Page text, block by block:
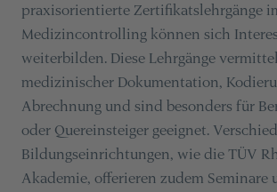
praxisorientierte Zertifikatslehrgänge
Medizincontrolling können sich
weiterbilden. Diese Lehrgänge
medizinischer Dokumentation,
Abrechnung und sind besonders für
oder Quereinsteiger geeignet.
Bildungseinrichtungen, wie die TÜV
Akademie, offerieren zudem Seminare